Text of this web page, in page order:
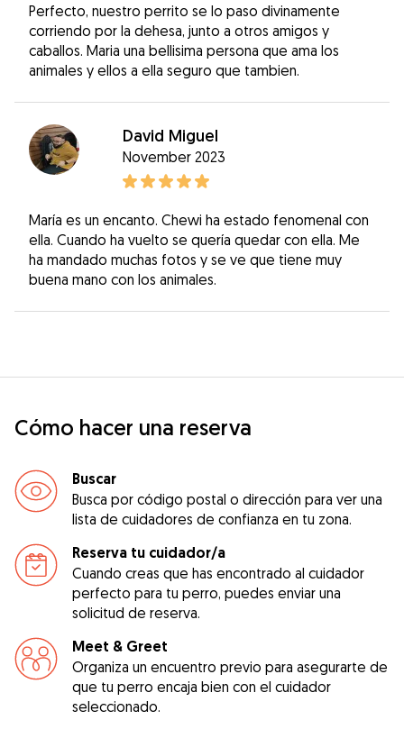
Perfecto, nuestro perrito se lo paso divinamente
corriendo por la dehesa, junto a otros amigos y
caballos. Maria una bellisima persona que ama los
animales y ellos a ella seguro que tambien.
David Miguel
November 2023
María es un encanto. Chewi ha estado fenomenal con
ella. Cuando ha vuelto se quería quedar con ella. Me
ha mandado muchas fotos y se ve que tiene muy
buena mano con los animales.
Cómo hacer una reserva
Buscar
Busca por código postal o dirección para ver una
lista de cuidadores de confianza en tu zona.
Reserva tu cuidador/a
Cuando creas que has encontrado al cuidador
perfecto para tu perro, puedes enviar una
solicitud de reserva.
Meet & Greet
Organiza un encuentro previo para asegurarte de
que tu perro encaja bien con el cuidador
seleccionado.